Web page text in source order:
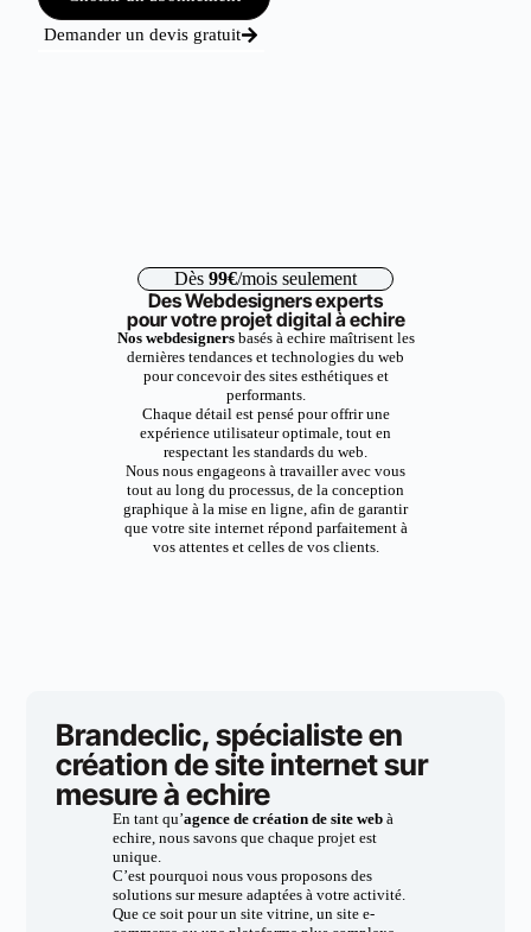
Demander un devis gratuit
Dès 99€/mois seulement
Des Webdesigners experts
pour votre projet digital à echire
Nos webdesignersbasés à echire maîtrisent les
dernières tendances et technologies du web
pour concevoir des sites esthétiques et
performants.
Chaque détail est pensé pour offrir une
expérience utilisateur optimale, tout en
respectant les standards du web.
Nous nous engageons à travailler avec vous
tout au long du processus, de la conception
graphique à la mise en ligne, afin de garantir
que votre site internet répond parfaitement à
vos attentes et celles de vos clients.
Brandeclic, spécialiste en
création de site internet sur
mesure à echire
En tant qu’agence de création de site webà
echire, nous savons que chaque projet est
unique.
C’est pourquoi nous vous proposons des
solutions sur mesure adaptées à votre activité.
Que ce soit pour un site vitrine, un site e-